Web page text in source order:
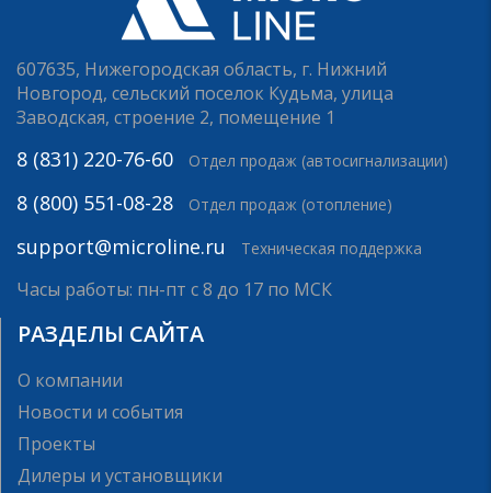
607635, Нижегородская область, г. Нижний
Новгород, сельский поселок Кудьма, улица
Заводская, строение 2, помещение 1
8 (831) 220-76-60 Отдел продаж (автосигнализации)
8 (800) 551-08-28 Отдел продаж (отопление)
support@microline.ru Техническая поддержка
Часы работы: пн-пт с 8 до 17 по МСК
РАЗДЕЛЫ САЙТА
О компании
Новости и события
Проекты
Дилеры и установщики